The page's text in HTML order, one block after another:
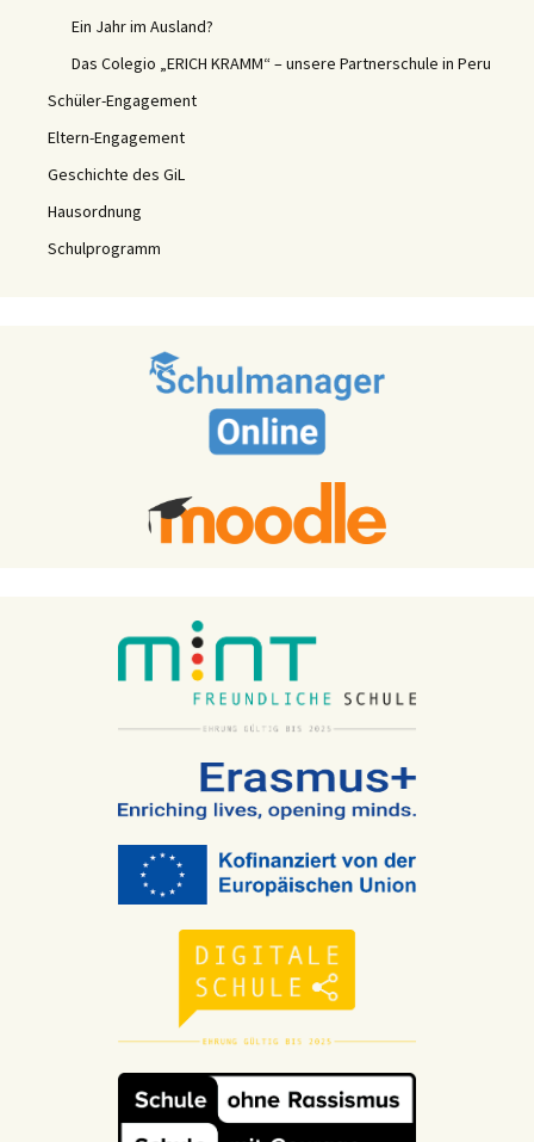
Ein Jahr im Ausland?
Das Colegio „ERICH KRAMM“ – unsere Partnerschule in Peru
Schüler-Engagement
Eltern-Engagement
Geschichte des GiL
Hausordnung
Schulprogramm